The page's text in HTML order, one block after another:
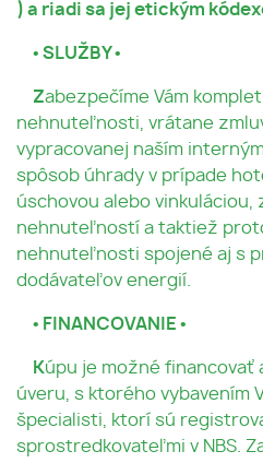
) a riadi sa jej etickým
• SLUŽBY •
Zabezpečíme Vám
nehnuteľnosti, vrátane
vypracovanej naším
spôsob úhrady v prípade
úschovou alebo vinkuláciou,
nehnuteľností a taktiež
nehnuteľnosti spojené aj s
dodávateľov energií.
• FINANCOVANIE •
Kúpu je možné financovať
úveru, s ktorého vybavením
špecialisti, ktorí sú
sprostredkovateľmi v NBS.